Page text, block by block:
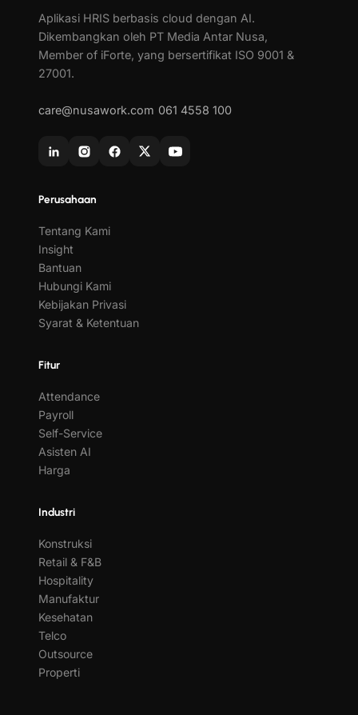
Aplikasi HRIS berbasis cloud dengan AI.
Dikembangkan oleh PT Media Antar Nusa,
Member of iForte, yang bersertifikat ISO 9001 &
27001.
care@nusawork.com 061 4558 100
Perusahaan
Tentang Kami
Insight
Bantuan
Hubungi Kami
Kebijakan Privasi
Syarat & Ketentuan
Fitur
Attendance
Payroll
Self-Service
Asisten AI
Harga
Industri
Konstruksi
Retail & F&B
Hospitality
Manufaktur
Kesehatan
Telco
Outsource
Properti